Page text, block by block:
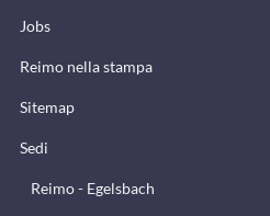
Jobs
Reimo nella stampa
Sitemap
Sedi
Reimo - Egelsbach